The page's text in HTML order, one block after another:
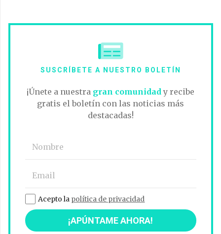
SUSCRÍBETE A NUESTRO BOLETÍN
¡Únete a nuestra gran comunidad y recibe
gratis el boletín con las noticias más
destacadas!
Acepto la política de privacidad